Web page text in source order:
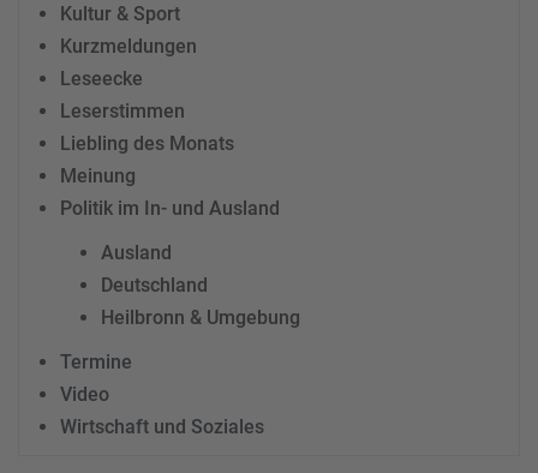
Kultur & Sport
Kurzmeldungen
Leseecke
Leserstimmen
Liebling des Monats
Meinung
Politik im In- und Ausland
Ausland
Deutschland
Heilbronn & Umgebung
Termine
Video
Wirtschaft und Soziales